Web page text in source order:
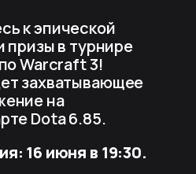
к эпической
призы в турнире
Warcraft 3!
захватывающее
на
Dota 6.85.
16 июня в 19:30.